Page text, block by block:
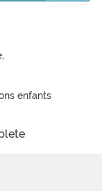
enfants